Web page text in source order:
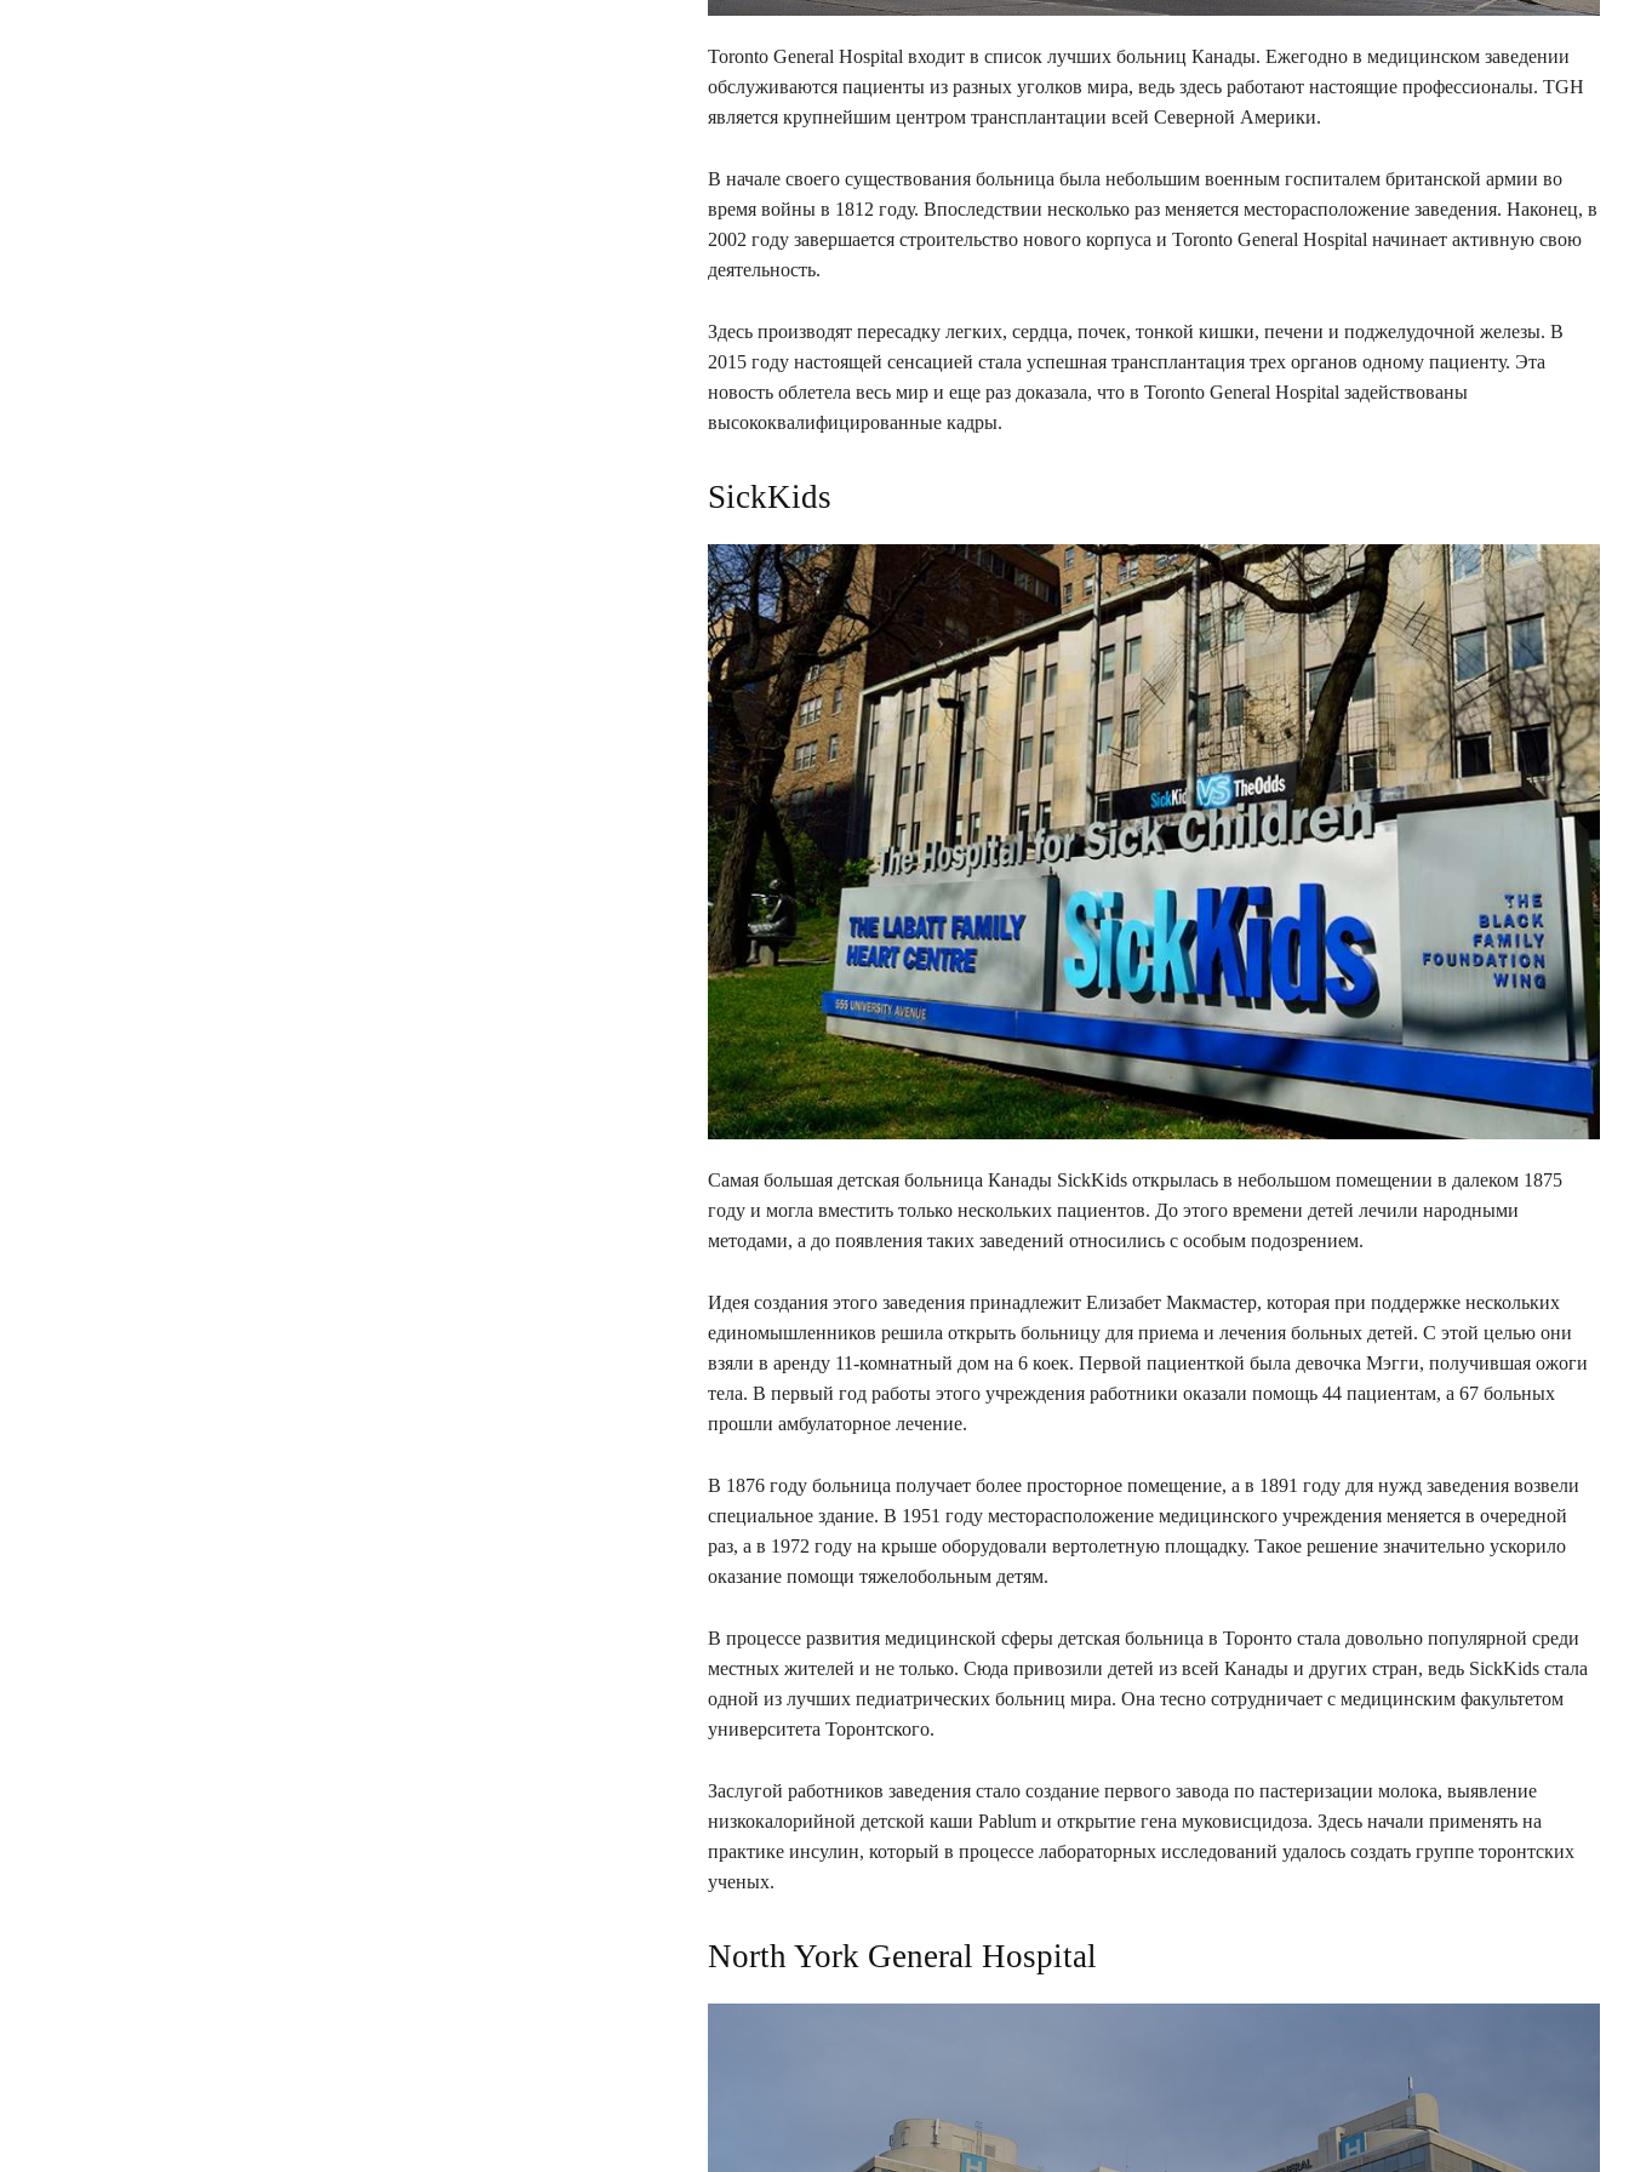
Toronto General Hospital входит в список лучших больниц Канады. Ежегодно в медицинском заведении
обслуживаются пациенты из разных уголков мира, ведь здесь работают настоящие профессионалы. TGH
является крупнейшим центром трансплантации всей Северной Америки.
В начале своего существования больница была небольшим военным госпиталем британской армии во
время войны в 1812 году. Впоследствии несколько раз меняется месторасположение заведения. Наконец, в
2002 году завершается строительство нового корпуса и Toronto General Hospital начинает активную свою
деятельность.
Здесь производят пересадку легких, сердца, почек, тонкой кишки, печени и поджелудочной железы. В
2015 году настоящей сенсацией стала успешная трансплантация трех органов одному пациенту. Эта
новость облетела весь мир и еще раз доказала, что в Toronto General Hospital задействованы
высококвалифицированные кадры.
SickKids
Самая большая детская больница Канады SickKids открылась в небольшом помещении в далеком 1875
году и могла вместить только нескольких пациентов. До этого времени детей лечили народными
методами, а до появления таких заведений относились с особым подозрением.
Идея создания этого заведения принадлежит Елизабет Макмастер, которая при поддержке нескольких
единомышленников решила открыть больницу для приема и лечения больных детей. С этой целью они
взяли в аренду 11-комнатный дом на 6 коек. Первой пациенткой была девочка Мэгги, получившая ожоги
тела. В первый год работы этого учреждения работники оказали помощь 44 пациентам, а 67 больных
прошли амбулаторное лечение.
В 1876 году больница получает более просторное помещение, а в 1891 году для нужд заведения возвели
специальное здание. В 1951 году месторасположение медицинского учреждения меняется в очередной
раз, а в 1972 году на крыше оборудовали вертолетную площадку. Такое решение значительно ускорило
оказание помощи тяжелобольным детям.
В процессе развития медицинской сферы детская больница в Торонто стала довольно популярной среди
местных жителей и не только. Сюда привозили детей из всей Канады и других стран, ведь SickKids стала
одной из лучших педиатрических больниц мира. Она тесно сотрудничает с медицинским факультетом
университета Торонтского.
Заслугой работников заведения стало создание первого завода по пастеризации молока, выявление
низкокалорийной детской каши Pablum и открытие гена муковисцидоза. Здесь начали применять на
практике инсулин, который в процессе лабораторных исследований удалось создать группе торонтских
ученых.
North York General Hospital